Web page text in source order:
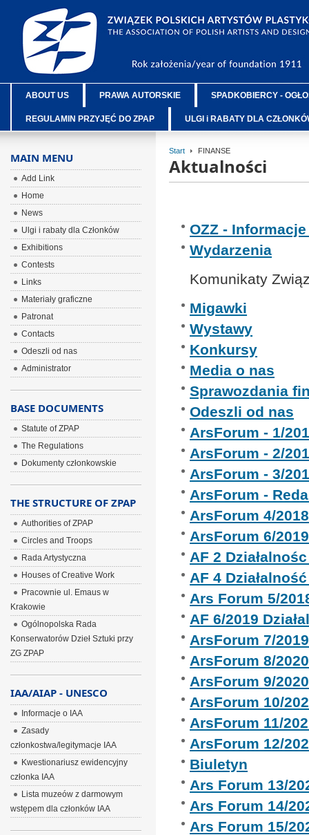
ABOUT US PRAWA AUTORSKIE SPADKOBIERCY -
REGULAMIN PRZYJĘĆ DO ZPAP ULGI i RABATY DLA
Start FINANSE
Aktualności
OZZ -
Wydarzenia
Komunikaty
Migawki
Wystawy
Konkursy
Media o nas
Sprawozdania
Odeszli od nas
ArsForum - 1/
ArsForum - 2/
ArsForum - 3/
ArsForum -
ArsForum 4/2018
ArsForum 6/2019
AF 2
AF 4
Ars Forum 5/
AF 6/2019
ArsForum 7/2019
ArsForum 8/2020
ArsForum 9/2020
ArsForum 10/
ArsForum 11/
ArsForum 12/
Biuletyn
Ars Forum 13/
Ars Forum 14/
Ars Forum 15/
MAIN MENU
Add Link
Home
News
Ulgi i rabaty dla Członków
Exhibitions
Contests
Links
Materiały graficzne
Patronat
Contacts
Odeszli od nas
Administrator
BASE DOCUMENTS
Statute of ZPAP
The Regulations
Dokumenty członkowskie
THE STRUCTURE OF ZPAP
Authorities of ZPAP
Circles and Troops
Rada Artystyczna
Houses of Creative Work
Pracownie ul. Emaus w
Krakowie
Ogólnopolska Rada
Konserwatorów Dzieł Sztuki przy
ZG ZPAP
IAA/AIAP - UNESCO
Informacje o IAA
Zasady
członkostwa/legitymacje IAA
Kwestionariusz ewidencyjny
członka IAA
Lista muzeów z darmowym
wstępem dla członków IAA